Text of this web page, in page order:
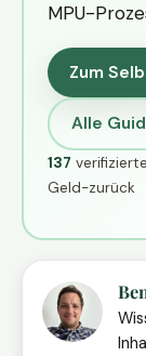
MPU-
Zum
Alle
137
Geld-zurück